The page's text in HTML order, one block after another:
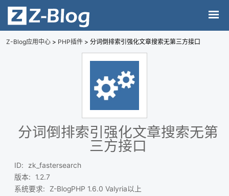
Z-Blog应用中心 > PHP插件 > 分词倒排索引强化文章搜索无第三方接口
分词倒排索引强化文章搜索无第
三方接口
ID:
zk_fastersearch
版本:
1.2.7
系统要求:
Z-BlogPHP 1.6.0 Valyria以上